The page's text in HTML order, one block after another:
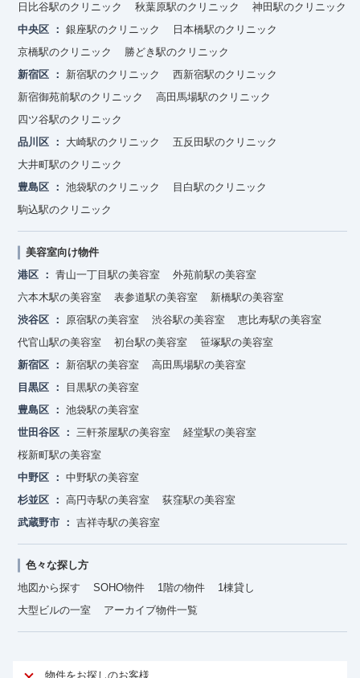
日比谷駅のクリニック
秋葉原駅のクリニック
神田駅のクリニック
中央区
銀座駅のクリニック
日本橋駅のクリニック
京橋駅のクリニック
勝どき駅のクリニック
新宿区
新宿駅のクリニック
西新宿駅のクリニック
新宿御苑前駅のクリニック
高田馬場駅のクリニック
四ツ谷駅のクリニック
品川区
大崎駅のクリニック
五反田駅のクリニック
大井町駅のクリニック
豊島区
池袋駅のクリニック
目白駅のクリニック
駒込駅のクリニック
美容室向け物件
港区
青山一丁目駅の美容室
外苑前駅の美容室
六本木駅の美容室
表参道駅の美容室
新橋駅の美容室
渋谷区
原宿駅の美容室 渋谷駅の美容室
恵比寿駅の美容室
代官山駅の美容室
初台駅の美容室
笹塚駅の美容室
新宿区
新宿駅の美容室
高田馬場駅の美容室
目黒区
目黒駅の美容室
豊島区
池袋駅の美容室
世田谷区
三軒茶屋駅の美容室
経堂駅の美容室
桜新町駅の美容室
中野区
中野駅の美容室
杉並区
高円寺駅の美容室
荻窪駅の美容室
武蔵野市
吉祥寺駅の美容室
色々な探し方
地図から探す
SOHO物件 1階の物件
1棟貸し
大型ビルの一室
アーカイブ物件一覧
物件をお探しのお客様